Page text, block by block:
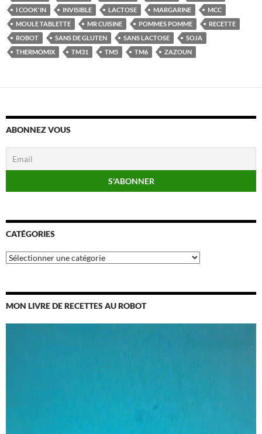
I COOK'IN INVISIBLE LACTOSE MARGARINE
MCC
MOULE TABLETTE
MR CUISINE POMMES POMME
RECETTE
ROBOT
SANS DE GLUTEN SANS LACTOSE
SOJA
THERMOMIX
TM31 TM5 TM6 ZAZOUN
ABONNEZ VOUS
CATÉGORIES
Catégories
MON LIVRE DE RECETTES AU ROBOT